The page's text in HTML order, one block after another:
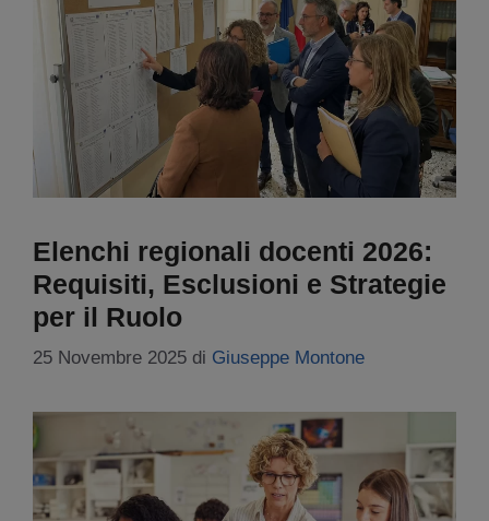
Elenchi regionali docenti 2026:
Requisiti, Esclusioni e Strategie
per il Ruolo
25 Novembre 2025 di Giuseppe Montone